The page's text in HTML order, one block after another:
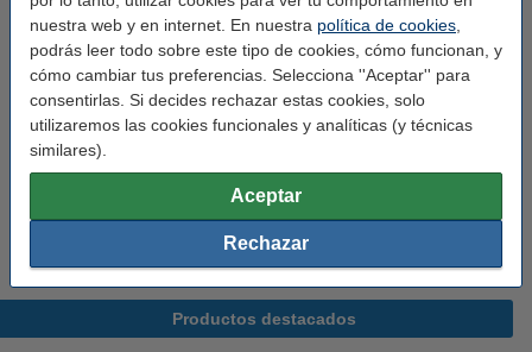
nuestra web y en internet. En nuestra política de cookies
podrás leer todo sobre este tipo de cookies, cómo funcionan, y
cómo cambiar tus preferencias. Selecciona ''Aceptar'' para
consentirlas. Si decides rechazar estas cookies, solo
utilizaremos las cookies funcionales y analíticas (y técnicas
similares).
Aceptar
Rechazar
Pack 50x 123tinta Bolígrafo negro
15,00 €
2,95 €
Productos destacados